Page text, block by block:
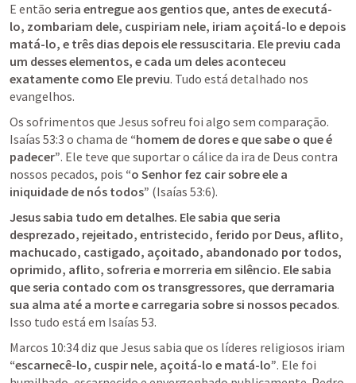
E então seria entregue aos gentios que, antes de executá-
lo, zombariam dele, cuspiriam nele, iriam açoitá-lo e depois
matá-lo, e três dias depois ele ressuscitaria. Ele previu cada
um desses elementos, e cada um deles aconteceu
exatamente como Ele previu. Tudo está detalhado nos
evangelhos.
Isaías 53:3 o chama de “homem de dores e que sabe o que é
padecer”. Ele teve que suportar o cálice da ira de Deus contra
nossos pecados, pois “o Senhor fez cair sobre ele a
iniquidade de nós todos” (Isaías 53:6).
Jesus sabia tudo em detalhes. Ele sabia que seria
desprezado, rejeitado, entristecido, ferido por Deus, aflito,
machucado, castigado, açoitado, abandonado por todos,
oprimido, aflito, sofreria e morreria em silêncio. Ele sabia
que seria contado com os transgressores, que derramaria
sua alma até a morte e carregaria sobre si nossos pecados.
Isso tudo está em Isaías 53.
Marcos 10:34
“escarnecê-lo, cuspir nele, açoitá-lo e matá-lo”. Ele foi